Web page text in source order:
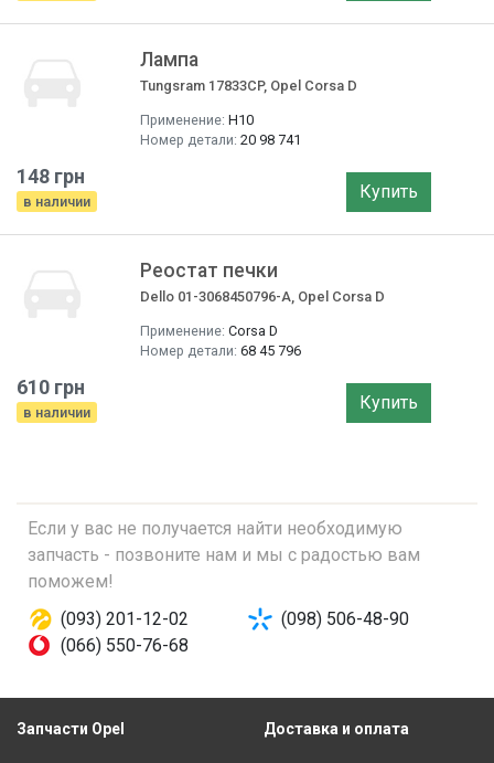
Лампа
Tungsram 17833CP, Opel Corsa D
Применение: H10
Номер детали: 20 98 741
148 грн
в наличии Купить
Реостат печки
Dello 01-3068450796-A, Opel Corsa D
Применение: Corsa D
Номер детали: 68 45 796
610 грн
в наличии Купить
Если у вас не получается найти необходимую
запчасть - позвоните нам и мы с радостью вам
поможем!
(093) 201-12-02
(098) 506-48-90
(066) 550-76-68
Запчасти Opel Доставка и оплата